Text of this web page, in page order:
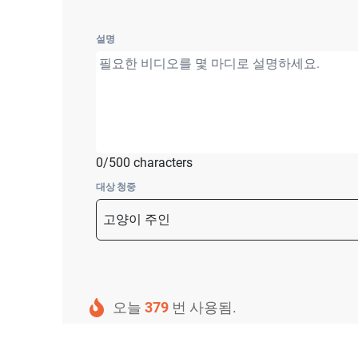
설명
0/500 characters
대상 청중
오늘 379 번 사용됨.